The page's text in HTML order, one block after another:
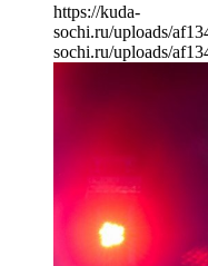
https://kuda-
sochi.ru/uploads/
sochi.ru/uploads/